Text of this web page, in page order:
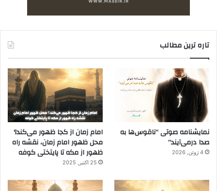
تاره ترین مطالب
نمایشنامه صوتی “ناقوس‌ها به
صدا در‌می‌آیند”
4 ژوئن, 2026
امام زمان از کجا ظهور می‌کند؟
محل ظهور امام زمان، نقشه راه
ظهور از مکه تا پایتختی کوفه
25 اکتبر, 2025